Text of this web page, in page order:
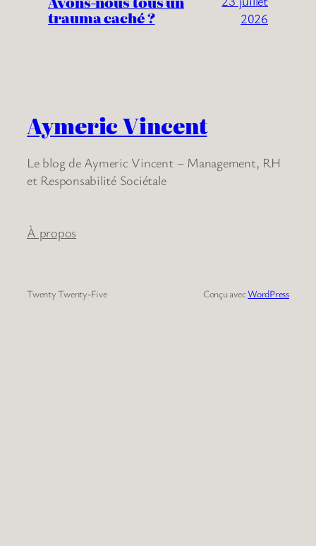
trauma caché ?
2026
Aymeric Vincent
Le blog de Aymeric Vincent – Management, RH
et Responsabilité Sociétale
À propos
Twenty Twenty-Five Conçu avecWordPress